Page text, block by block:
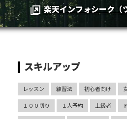
楽天インフォシーク（
スキルアップ
レッスン 練習法 初心者向け
１００切り １人予約 上級者